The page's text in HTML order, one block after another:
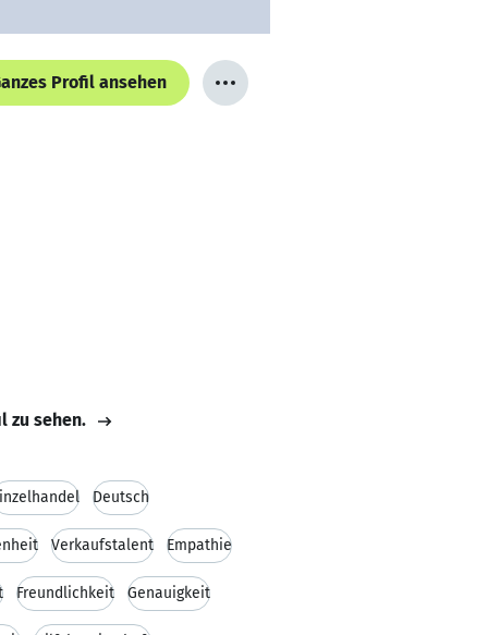
Profil ansehen
zu sehen.
Deutsch
Verkaufstalent Empathie
Freundlichkeit Genauigkeit